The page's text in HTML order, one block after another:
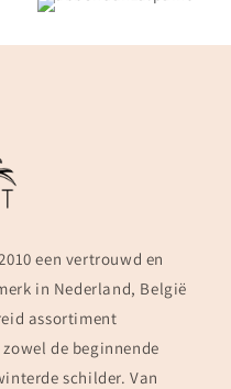
een vertrouwd en
in Nederland, België
assortiment
de beginnende
schilder. Van